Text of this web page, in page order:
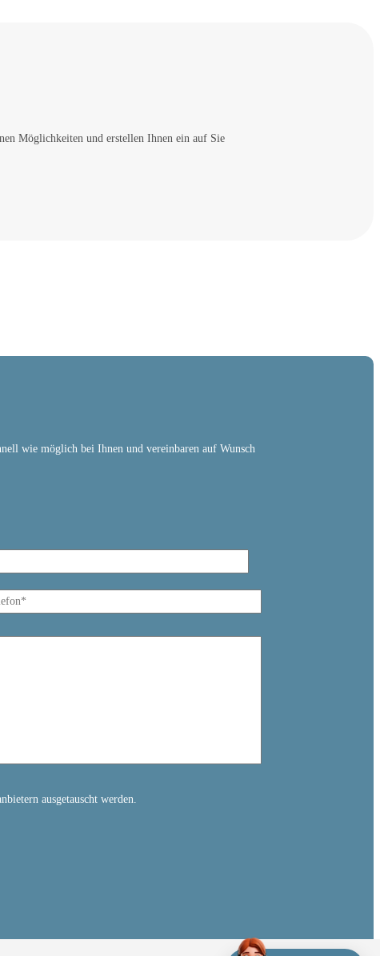
Möglichkeiten und erstellen Ihnen ein auf Sie
wie möglich bei Ihnen und vereinbaren auf Wunsch
ausgetauscht werden.